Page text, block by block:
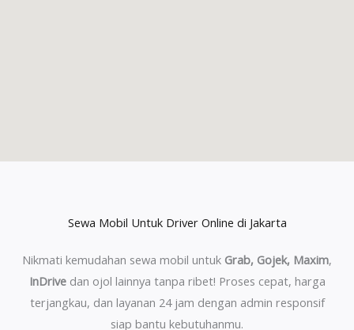
Sewa Mobil Untuk Driver Online di Jakarta
Nikmati kemudahan sewa mobil untuk Grab, Gojek, Maxim,
InDrive dan ojol lainnya tanpa ribet! Proses cepat, harga
terjangkau, dan layanan 24 jam dengan admin responsif
siap bantu kebutuhanmu.